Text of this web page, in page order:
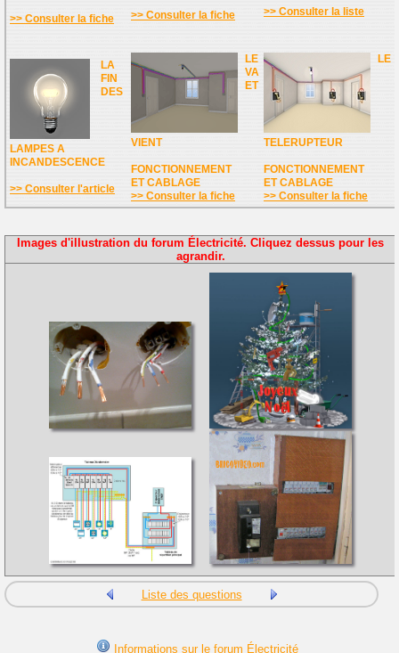
>> Consulter la fiche >> Consulter la fiche >> Consulter la liste
LA
FIN
DES
LAMPES A
INCANDESCENCE
>> Consulter l'article
LE
VA
ET
VIENT
FONCTIONNEMENT
ET CABLAGE
>> Consulter la fiche
LE
TELERUPTEUR
FONCTIONNEMENT
ET CABLAGE
>> Consulter la fiche
Images d'illustration du forum Électricité. Cliquez dessus pour les
agrandir.
Liste des questions
Informations sur le forum Électricité